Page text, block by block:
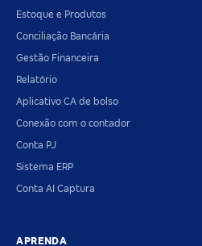
Estoque e Produtos
Conciliação Bancária
Gestão Financeira
Relatório
Aplicativo CA de bolso
Conexão com o contador
Conta PJ
Sistema ERP
Conta AI Captura
APRENDA